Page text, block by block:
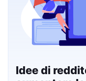
Idee di